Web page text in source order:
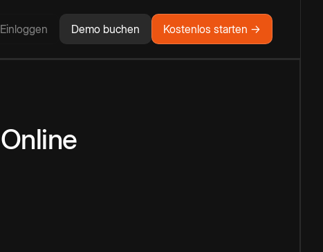
Einloggen Demo buchen Kostenlos starten →
Online